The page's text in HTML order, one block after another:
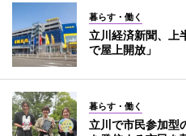
暮らす・働く
立川経済新聞、上
で屋上開放」
暮らす・働く
立川で市民参加